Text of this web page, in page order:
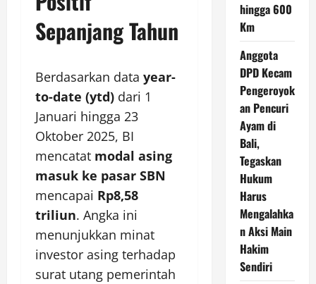
Sepanjang Tahun
Berdasarkan data year-
to-date (ytd) dari 1
Januari hingga 23
Oktober 2025, BI
mencatat modal asing
masuk ke pasar SBN
mencapai Rp8,58
triliun. Angka ini
menunjukkan minat
investor asing terhadap
surat utang pemerintah
hingga 600
Km
Anggota
DPD Kecam
Pengeroyok
an Pencuri
Ayam di
Bali,
Tegaskan
Hukum
Harus
Mengalahka
n Aksi Main
Hakim
Sendiri